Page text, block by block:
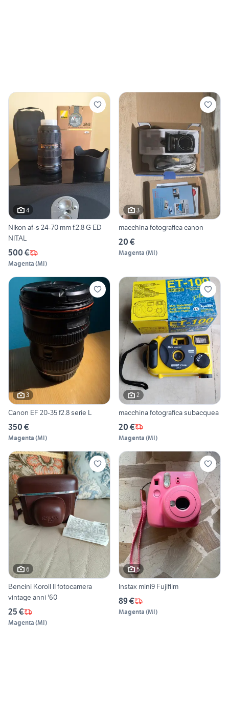
4
Nikon af-s 24-70 mm f.2.8 G ED
NITAL
500 €
Magenta (MI)
3
macchina fotografica canon
20 €
Magenta (MI)
3
Canon EF 20-35 f2.8 serie L
350 €
Magenta (MI)
2
macchina fotografica subacquea
20 €
Magenta (MI)
6
Bencini Koroll II fotocamera
vintage anni '60
25 €
Magenta (MI)
5
Instax mini9 Fujifilm
89 €
Magenta (MI)